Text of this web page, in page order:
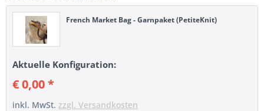
French Market Bag - Garnpaket (PetiteKnit)
Aktuelle Konfiguration:
€ 0,00 *
inkl. MwSt. zzgl. Versandkosten